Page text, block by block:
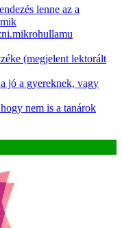
lenne az a
(megjelent lektorált
jó a gyereknek, vagy
nem is a tanárok